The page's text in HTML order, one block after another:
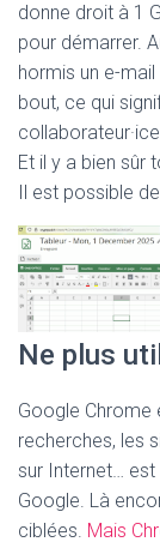
donne droit à 1
pour démarrer.
hormis un e-
bout, ce qui
Et il y a bien sûr
Il est possible
Ne plus
Google Chrome
recherches, les
sur Internet…
Google. Là
ciblées. Mais